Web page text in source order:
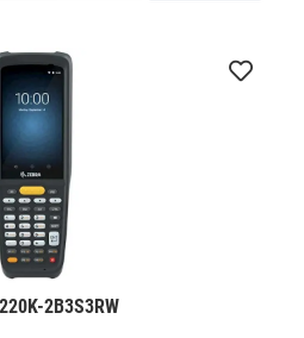
2B3S3RW